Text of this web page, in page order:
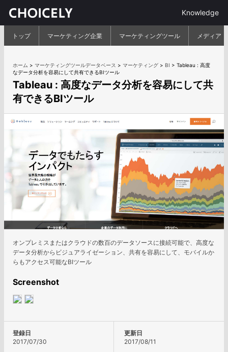
Knowledge
トップ マーケティング企業 マーケティングツール メディア
ホーム >マーケティングツールデータベース >マーケティング > BI >Tableau : 高度
なデータ分析を容易にして共有できるBIツール
Tableau : 高度なデータ分析を容易にして共
有できるBIツール
オンプレミスまたはクラウドの数百のデータソースに接続可能で、高度な
データ分析からビジュアライゼーション、共有を容易にして、モバイルか
らもアクセス可能なBIツール
Screenshot
登録日
2017/07/30
更新日
2017/08/11